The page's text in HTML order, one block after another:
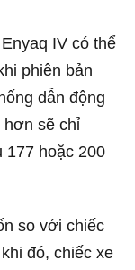
IV có thể
phiên bản
dẫn động
hơn sẽ chỉ
177 hoặc 200
so với chiếc
đó, chiếc xe